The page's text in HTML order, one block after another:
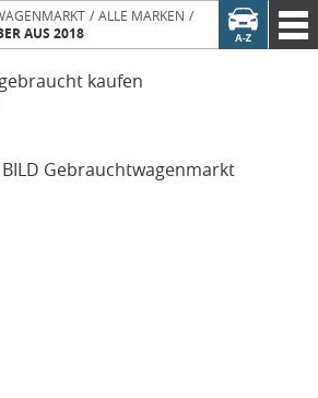
ALLE MARKEN
AUS 2018
kaufen
Gebrauchtwagenmarkt